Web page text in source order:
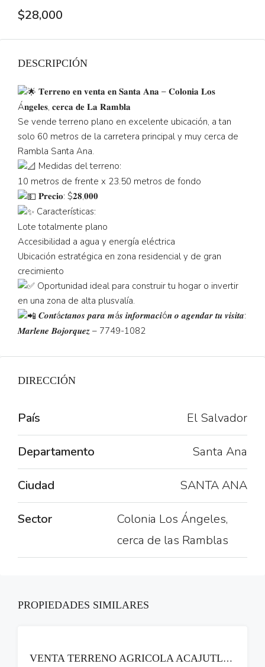
$28,000
DESCRIPCIÓN
𝐓𝐞𝐫𝐫𝐞𝐧𝐨 𝐞𝐧 𝐯𝐞𝐧𝐭𝐚 𝐞𝐧 𝐒𝐚𝐧𝐭𝐚 𝐀𝐧𝐚 – 𝐂𝐨𝐥𝐨𝐧𝐢𝐚 𝐋𝐨𝐬
Á𝐧𝐠𝐞𝐥𝐞𝐬, 𝐜𝐞𝐫𝐜𝐚 𝐝𝐞 𝐋𝐚 𝐑𝐚𝐦𝐛𝐥𝐚
Se vende terreno plano en excelente ubicación, a tan
solo 60 metros de la carretera principal y muy cerca de
Rambla Santa Ana.
Medidas del terreno:
10 metros de frente x 23.50 metros de fondo
𝐏𝐫𝐞𝐜𝐢𝐨: $𝟐𝟖,𝟎𝟎𝟎
Características:
Lote totalmente plano
Accesibilidad a agua y energía eléctrica
Ubicación estratégica en zona residencial y de gran
crecimiento
Oportunidad ideal para construir tu hogar o invertir
en una zona de alta plusvalía.
𝑪𝒐𝒏𝒕á𝒄𝒕𝒂𝒏𝒐𝒔 𝒑𝒂𝒓𝒂 𝒎á𝒔 𝒊𝒏𝒇𝒐𝒓𝒎𝒂𝒄𝒊ó𝒏 𝒐 𝒂𝒈𝒆𝒏𝒅𝒂𝒓 𝒕𝒖 𝒗𝒊𝒔𝒊𝒕𝒂:
𝑴𝒂𝒓𝒍𝒆𝒏𝒆 𝑩𝒐𝒋𝒐𝒓𝒒𝒖𝒆𝒛 – 7749-1082
DIRECCIÓN
País El Salvador
Departamento Santa Ana
Ciudad SANTA ANA
Sector
Colonia Los Ángeles,
cerca de las Ramblas
PROPIEDADES SIMILARES
VENTA TERRENO AGRICOLA ACAJUTLA SONSONATE CON HACIENDA GANADERA